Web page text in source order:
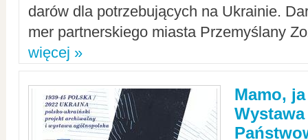
darów dla potrzebujących na Ukrainie.
mer partnerskiego miasta Przemyślany
więcej »
Mamo,